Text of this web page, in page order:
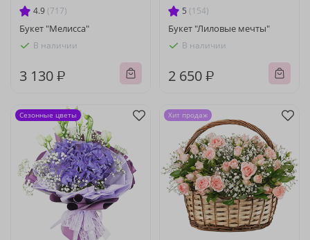
4.9 (717)
Букет "Мелисса"
В наличии
3 130 ₽
5 (154)
Букет "Лиловые мечты"
В наличии
2 650 ₽
Сезонные цветы Хит продаж